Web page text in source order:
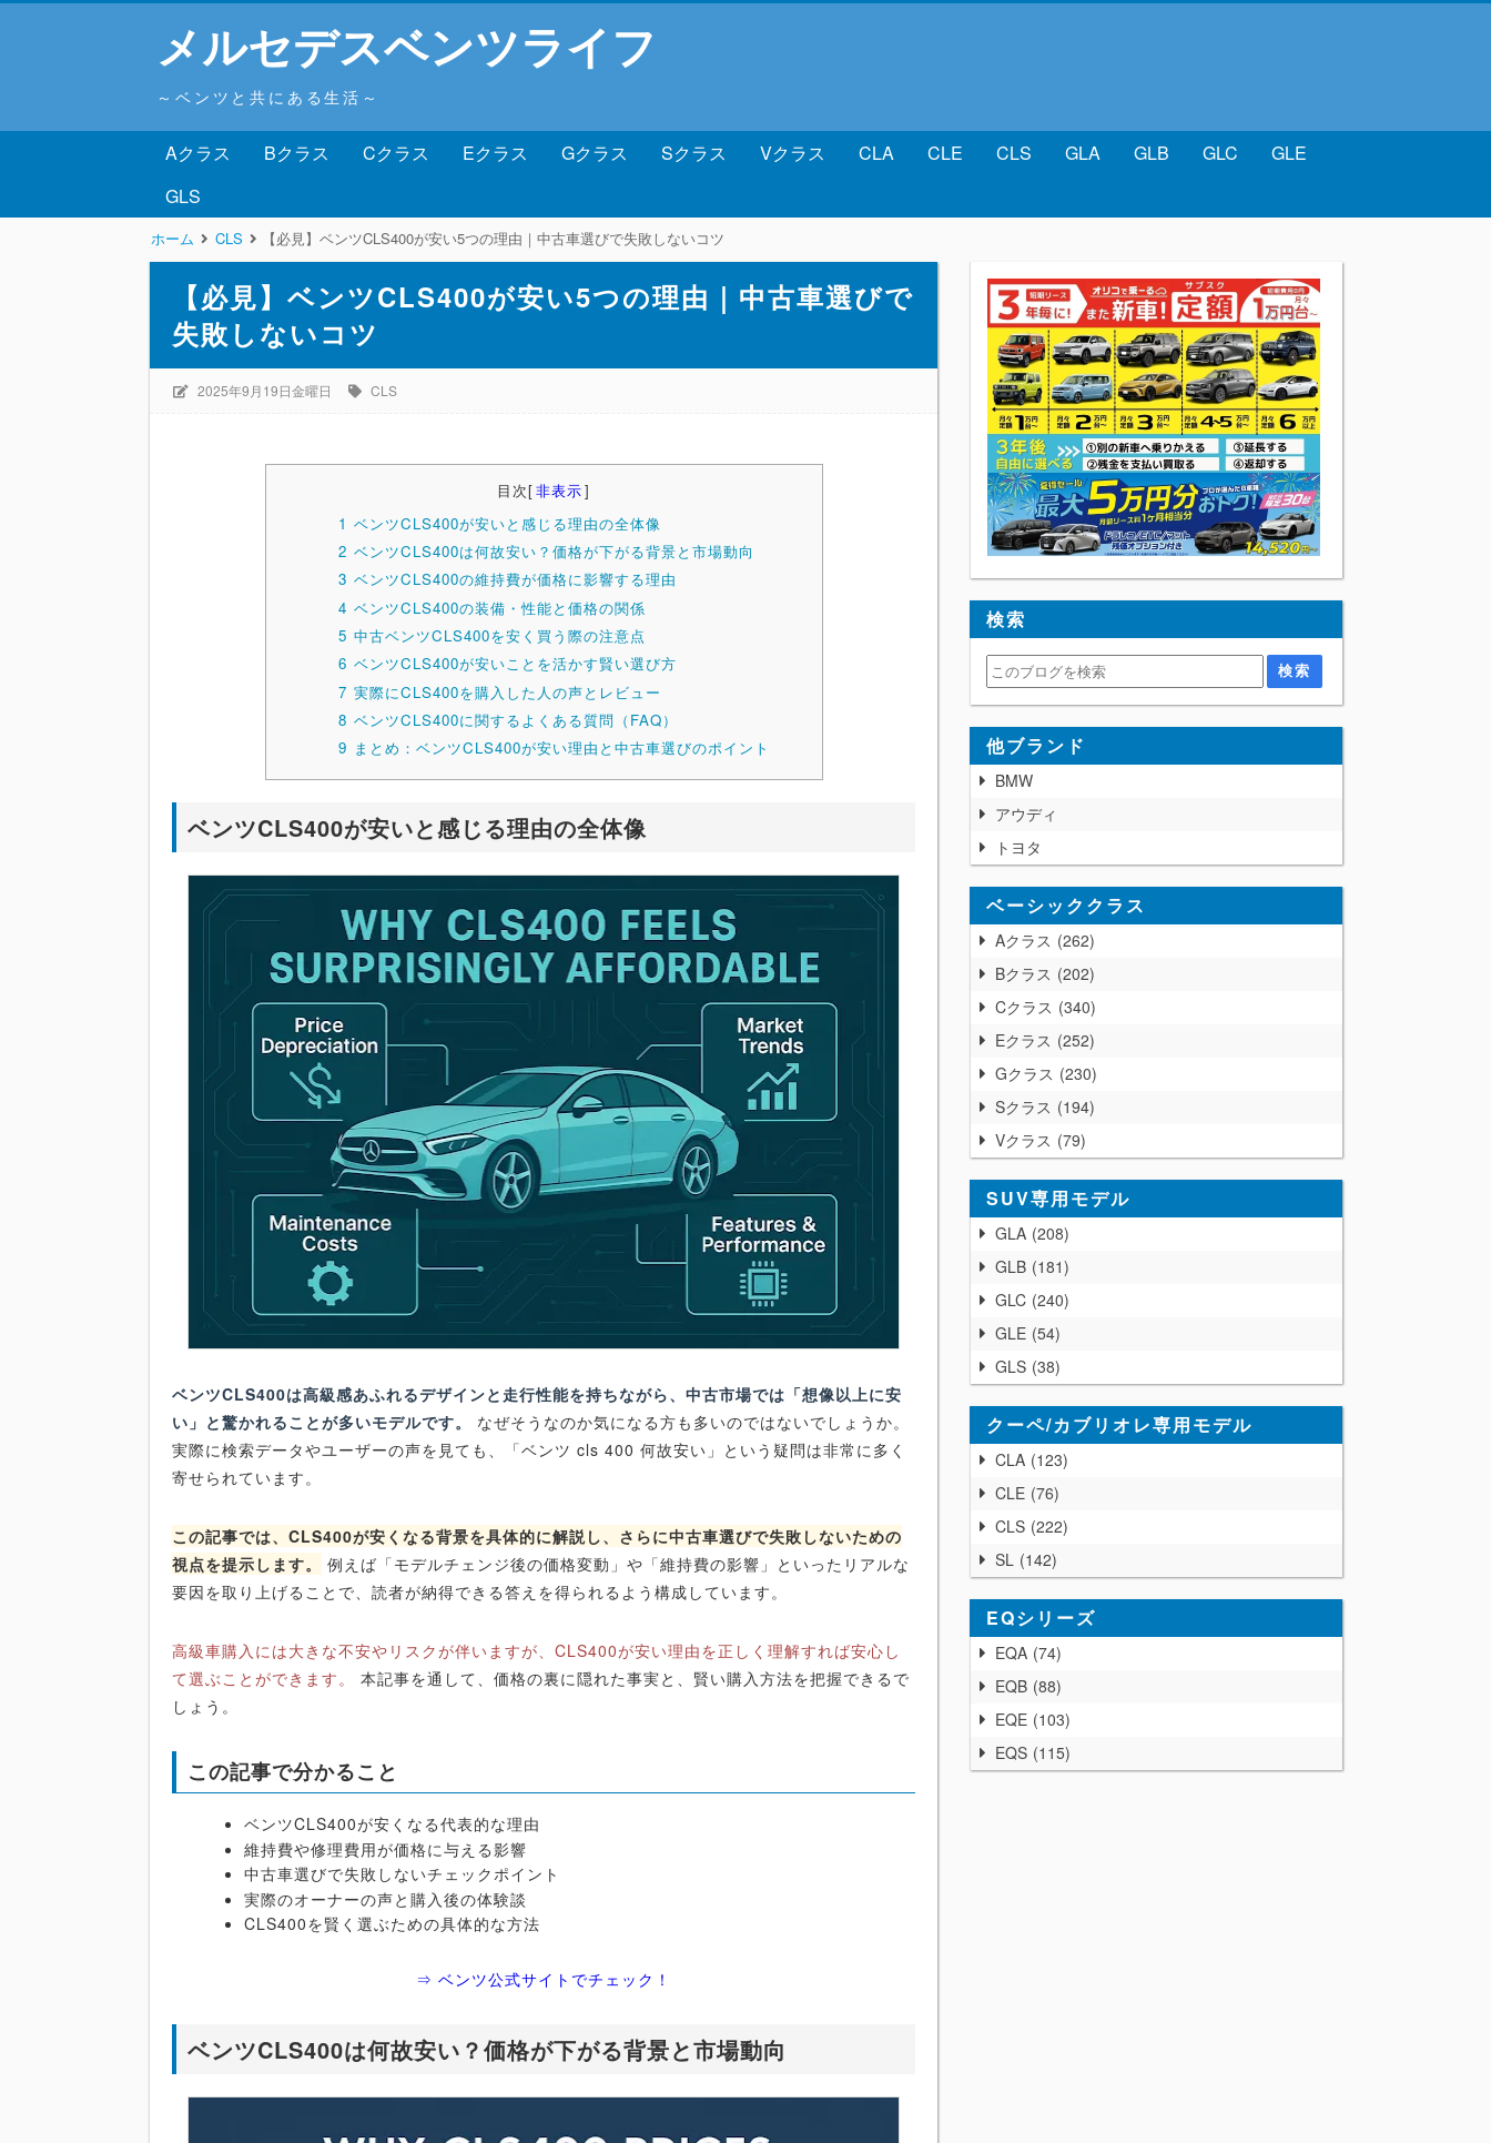
メルセデスベンツライフ
～ベンツと共にある生活～
Aクラス Bクラス Cクラス Eクラス Gクラス Sクラス Vクラス CLA CLE CLS GLA GLB GLC
GLE
GLS
ホーム CLS 【必見】ベンツCLS400が安い5つの理由｜中古車選びで失敗しないコツ
【必見】ベンツCLS400が安い5つの理由｜中古車選びで
失敗しないコツ
2025年9月19日金曜日 CLS
目次[非表示]
1 ベンツCLS400が安いと感じる理由の全体像
2 ベンツCLS400は何故安い？価格が下がる背景と市場動向
3 ベンツCLS400の維持費が価格に影響する理由
4 ベンツCLS400の装備・性能と価格の関係
5 中古ベンツCLS400を安く買う際の注意点
6 ベンツCLS400が安いことを活かす賢い選び方
7 実際にCLS400を購入した人の声とレビュー
8 ベンツCLS400に関するよくある質問（FAQ）
9 まとめ：ベンツCLS400が安い理由と中古車選びのポイント
ベンツCLS400が安いと感じる理由の全体像
ベンツCLS400は高級感あふれるデザインと走行性能を持ちながら、中古市場では「想像以上に安
い」と驚かれることが多いモデルです。
なぜそうなのか気になる方も多いのではないでしょうか。
実際に検索データやユーザーの声を見ても、「ベンツ cls 400 何故安い」という疑問は非常に多く
寄せられています。
この記事では、CLS400が安くなる背景を具体的に解説し、さらに中古車選びで失敗しないための
視点を提示します。
例えば「モデルチェンジ後の価格変動」や「維持費の影響」といったリアルな
要因を取り上げることで、読者が納得できる答えを得られるよう構成しています。
高級車購入には大きな不安やリスクが伴いますが、CLS400が安い理由を正しく理解すれば安心し
て選ぶことができます。
本記事を通して、価格の裏に隠れた事実と、賢い購入方法を把握できるで
しょう。
この記事で分かること
ベンツCLS400が安くなる代表的な理由
維持費や修理費用が価格に与える影響
中古車選びで失敗しないチェックポイント
実際のオーナーの声と購入後の体験談
CLS400を賢く選ぶための具体的な方法
⇒ ベンツ公式サイトでチェック！
ベンツCLS400は何故安い？価格が下がる背景と市場動向
検索
他ブランド
BMW
アウディ
トヨタ
ベーシッククラス
Aクラス 262
Bクラス 202
Cクラス 340
Eクラス 252
Gクラス 230
Sクラス
194
Vクラス 79
SUV専用モデル
GLA 208
GLB 181
GLC 240
GLE 54
GLS 38
クーペ/カブリオレ専用モデル
CLA 123
CLE 76
CLS 222
SL 142
EQシリーズ
EQA 74
EQB 88
EQE 103
EQS 115